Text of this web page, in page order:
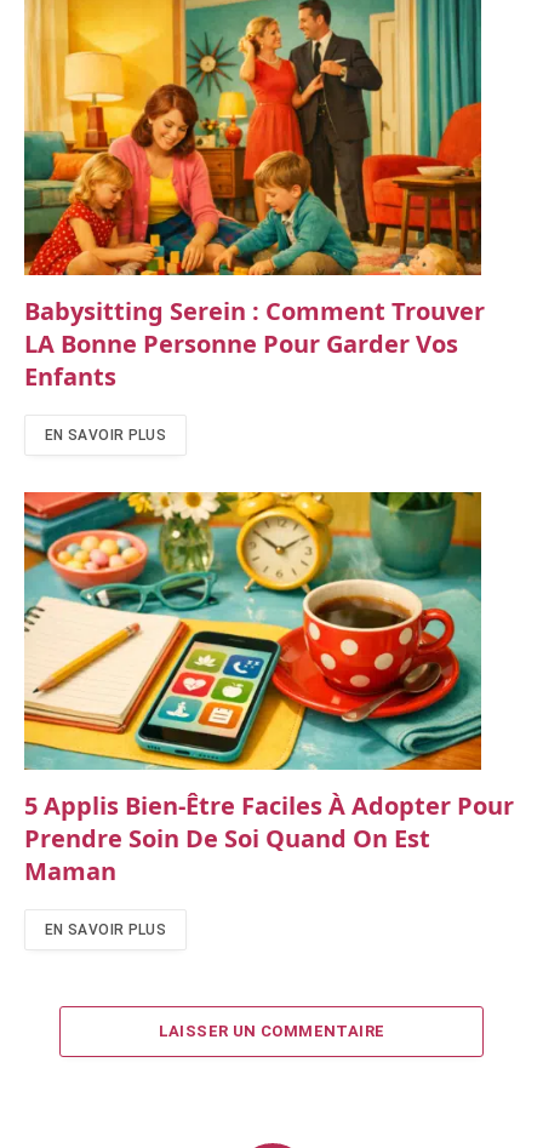
Babysitting Serein : Comment Trouver
LA Bonne Personne Pour Garder Vos
Enfants
EN SAVOIR PLUS
5 Applis Bien-Être Faciles À Adopter Pour
Prendre Soin De Soi Quand On Est
Maman
EN SAVOIR PLUS
LAISSER UN COMMENTAIRE